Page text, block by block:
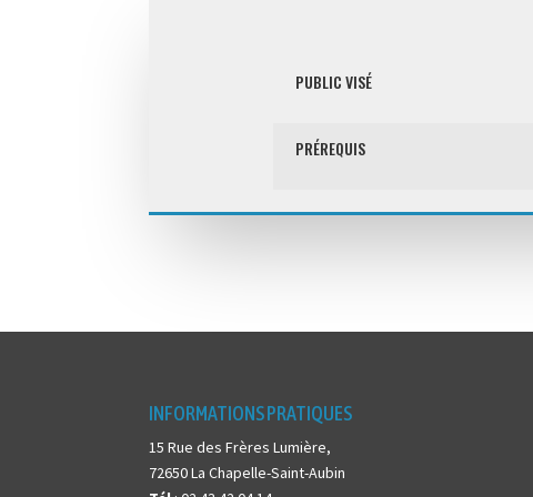
PUBLIC VISÉ
PRÉREQUIS
INFORMATIONS PRATIQUES
15 Rue des Frères Lumière,
72650 La Chapelle-Saint-Aubin